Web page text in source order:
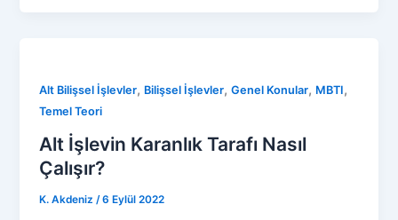
Alt Bilişsel İşlevler, Bilişsel İşlevler,Genel Konular, MBTI,
Temel Teori
Alt İşlevin Karanlık Tarafı Nasıl
Çalışır?
K. Akdeniz/6 Eylül 2022